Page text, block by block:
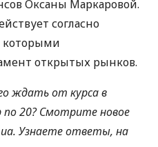
Оксаны Маркаровой.
согласно
которыми
открытых рынков.
ждать от курса в
по 20? Смотрите новое
Узнаете ответы, на